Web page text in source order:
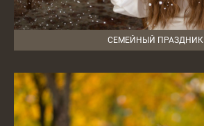
СЕМЕЙНЫЙ ПРАЗДНИК